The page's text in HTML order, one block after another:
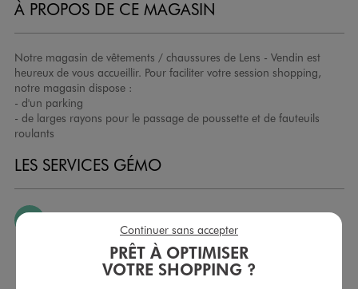
À PROPOS DE CE MAGASIN
Notre magasin de vêtements / chaussures de Lens - Vendin est
heureux de vous accueillir. Pour faciliter votre session shopping,
notre magasin dispose :
- d'un parking
- de larges rayons pour le passage de poussette et de fauteuils
roulants
LES SERVICES GÉMO
Nous échangeons et vous proposons un avoir ou un
remboursement pour tout article non porté, non retouché,
sous 30 jours, sur simple présentation du ticket de caisse,
PRÊT À OPTIMISER
VOTRE SHOPPING ?
Continuer sans accepter